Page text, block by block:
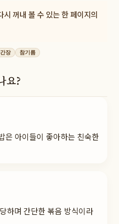
시 꺼내 볼 수 있는 한 페이지의
간장 참기름
요?
은 아이들이 좋아하는 친숙한
하며 간단한 볶음 방식이라